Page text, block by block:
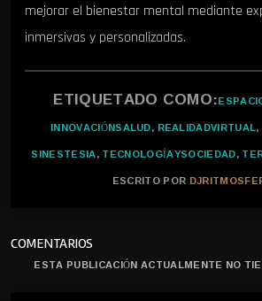
mejorar el bienestar mental mediante
inmersivas y personalizadas.
ETIQUETADO COMO:
INNOVACIÓNSALUD, REALIDADVIRTUAL,
SINESTESIA,TECNOLOGÍAYSOCIEDAD,
ESCRITO POR
COMENTARIOS
ESTA PUBLICACIÓN ACTUALMENTE NO